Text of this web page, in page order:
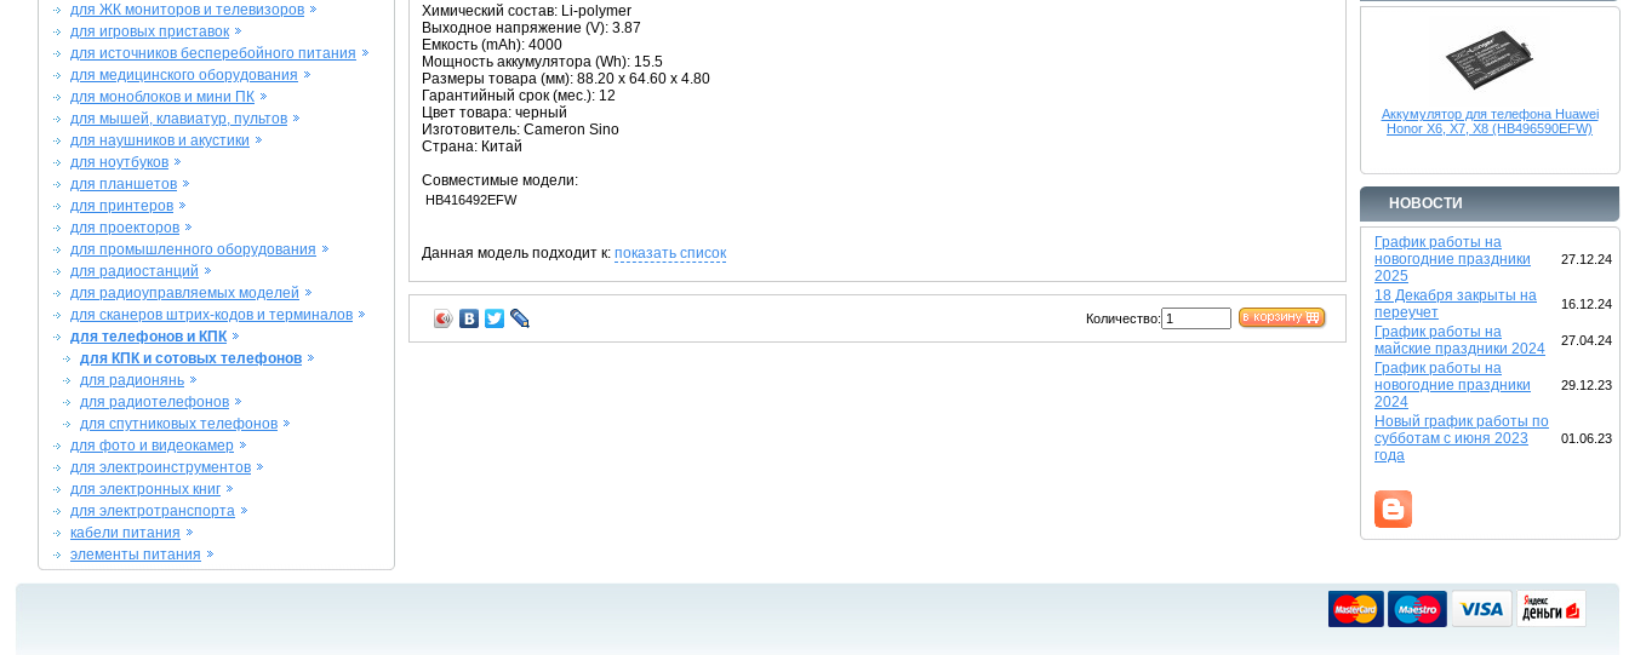
Аккумулятор для телефона Huawei
Honor X6, X7, X8 (HB496590EFW)
НОВОСТИ
График работы на
новогодние праздники
2025
27.12.24
18 Декабря закрыты на
переучет
16.12.24
График работы на
майские праздники 2024
27.04.24
График работы на
новогодние праздники
2024
29.12.23
Новый график работы по
субботам с июня 2023
года
01.06.23
для ЖК мониторов и телевизоров
для игровых приставок
для источников бесперебойного питания
для медицинского оборудования
для моноблоков и мини ПК
для мышей, клавиатур, пультов
для наушников и акустики
для ноутбуков
для планшетов
для принтеров
для проекторов
для промышленного оборудования
для радиостанций
для радиоуправляемых моделей
для сканеров штрих-кодов и терминалов
для телефонов и КПК
для КПК и сотовых телефонов
для радионянь
для радиотелефонов
для спутниковых телефонов
для фото и видеокамер
для электроинструментов
для электронных книг
для электротранспорта
кабели питания
элементы питания
Химический состав: Li-polymer
Выходное напряжение (V): 3.87
Емкость (mAh): 4000
Мощность аккумулятора (Wh): 15.5
Размеры товара (мм): 88.20 x 64.60 x 4.80
Гарантийный срок (мес.): 12
Цвет товара: черный
Изготовитель: Cameron Sino
Страна: Китай
Совместимые модели:
HB416492EFW
Данная модель подходит к: показать список
Количество: